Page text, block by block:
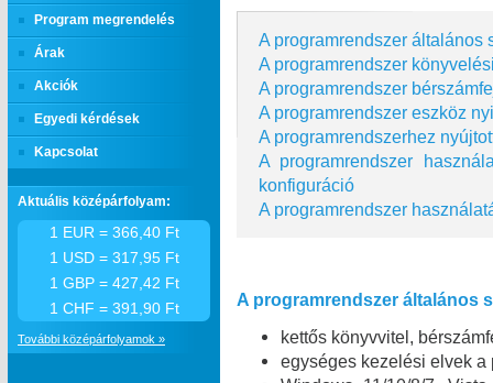
Program megrendelés
Árak
Akciók
Egyedi kérdések
Kapcsolat
A programrendszer általános
A programrendszer
A programrendszer
A programrendszer eszköz
A programrendszerhez
A programrendszer
konfiguráció
A programrendszer
A programrendszer általános
kettős könyvvitel,
egységes kezelési elvek a
Aktuális középárfolyam:
1 EUR = 366,40 Ft
1 USD = 317,95 Ft
1 GBP = 427,42 Ft
1 CHF = 391,90 Ft
További középárfolyamok »